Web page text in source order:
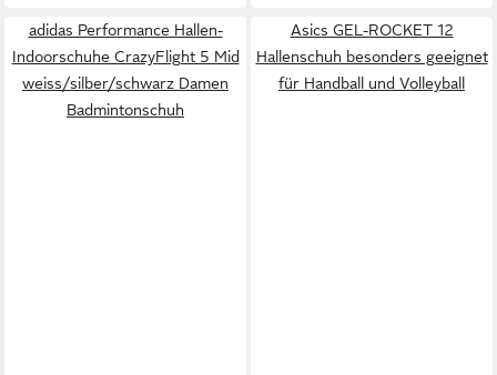
adidas Performance Hallen-
Indoorschuhe CrazyFlight 5 Mid
weiss/silber/schwarz Damen
Badmintonschuh
Asics GEL-ROCKET 12
Hallenschuh besonders geeignet
für Handball und Volleyball